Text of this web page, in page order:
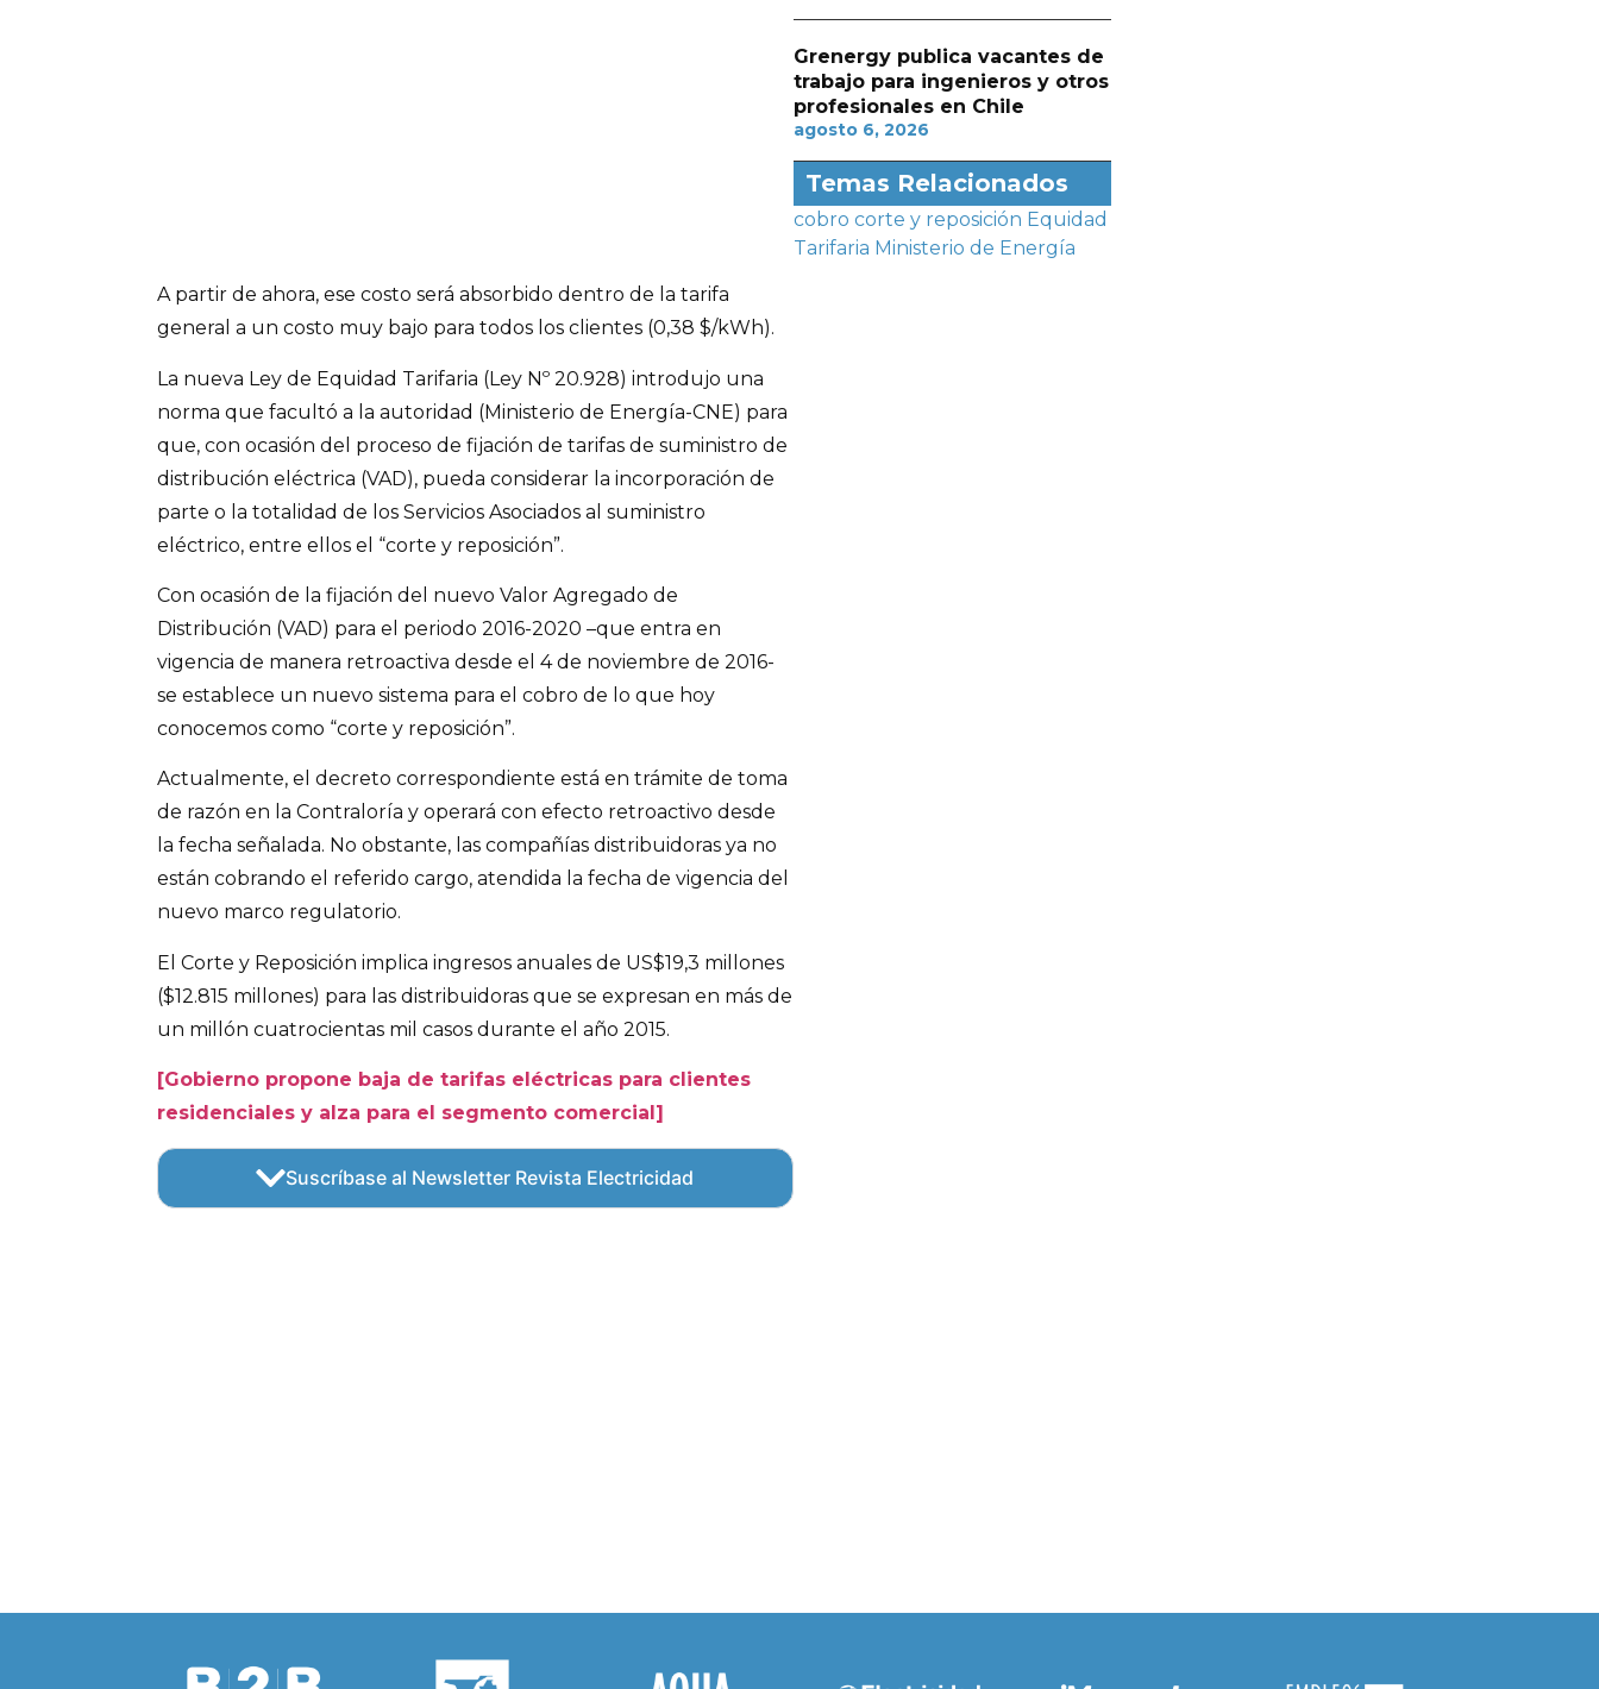
A partir de ahora, ese costo será absorbido dentro de la tarifa
general a un costo muy bajo para todos los clientes (0,38 $/kWh).
La nueva Ley de Equidad Tarifaria (Ley Nº 20.928) introdujo una
norma que facultó a la autoridad (Ministerio de Energía-CNE) para
que, con ocasión del proceso de fijación de tarifas de suministro de
distribución eléctrica (VAD), pueda considerar la incorporación de
parte o la totalidad de los Servicios Asociados al suministro
eléctrico, entre ellos el “corte y reposición”.
Con ocasión de la fijación del nuevo Valor Agregado de
Distribución (VAD) para el periodo 2016-2020 –que entra en
vigencia de manera retroactiva desde el 4 de noviembre de 2016-
se establece un nuevo sistema para el cobro de lo que hoy
conocemos como “corte y reposición”.
Actualmente, el decreto correspondiente está en trámite de toma
de razón en la Contraloría y operará con efecto retroactivo desde
la fecha señalada. No obstante, las compañías distribuidoras ya no
están cobrando el referido cargo, atendida la fecha de vigencia del
nuevo marco regulatorio.
El Corte y Reposición implica ingresos anuales de US$19,3 millones
($12.815 millones) para las distribuidoras que se expresan en más de
un millón cuatrocientas mil casos durante el año 2015.
[Gobierno propone baja de tarifas eléctricas para clientes
residenciales y alza para el segmento comercial]
Suscríbase al Newsletter Revista Electricidad
Grenergy publica vacantes de
trabajo para ingenieros y otros
profesionales en Chile
agosto 6, 2026
Temas Relacionados
cobro corte y reposición Equidad
Tarifaria Ministerio de Energía